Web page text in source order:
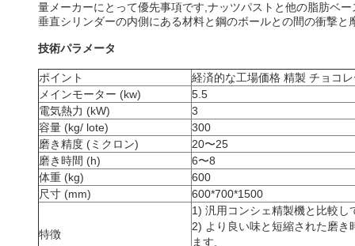
量メーカーにとって優先事項です,ナッツパストと他の脂肪ベー
垂直シリンダーの内側にある材料と鋼のボールとの間の衝撃
技術パラメータ
ポイント
経済的な工場価格 精製 チョコ
メインモーター (kw)
5.5
電気熱力 (kW)
3
容量 (kg/ lote)
300
磨き精度 (ミクロン)
20〜25
磨き時間 (h)
6〜8
体重 (kg)
600
尺寸 (mm)
600*700*1500
特徴
1) 汎用コンシェ精製機と比較し
2) より良い味と短縮された磨
ます.